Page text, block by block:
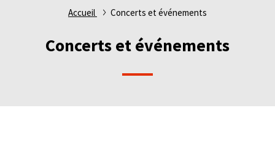
Accueil Concerts et événements
Concerts et événements